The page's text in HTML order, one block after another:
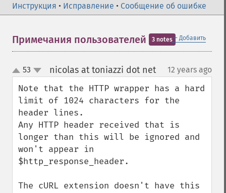
Инструкция • Исправление • Сообщение об ошибке
＋ Добавить
Примечания пользователей 3 notes
up
down
53 nicolas at toniazzi dot net¶ 12 years ago
Note that the HTTP wrapper has a hard
limit of 1024 characters for the
header lines.
Any HTTP header received that is
longer than this will be ignored and
won't appear in
$http_response_header.
The cURL extension doesn't have this